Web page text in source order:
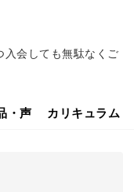
会しても無駄なくご
・声 カリキュラム